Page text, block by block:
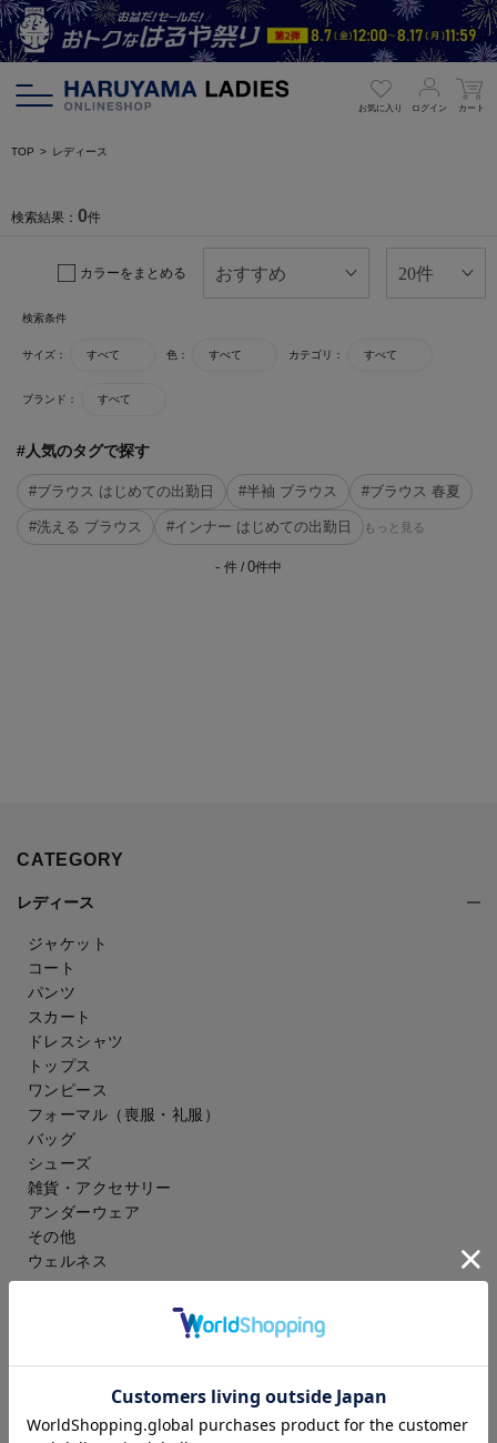
お気に入り ログイン カート
TOP レディース
検索結果： 0件
カラーをまとめる
検索条件
サイズ： すべて 色： すべて カテゴリ： すべて
ブランド： すべて
#人気のタグで探す
#ブラウス はじめての出勤日 #半袖 ブラウス #ブラウス 春夏
#洗える ブラウス #インナー はじめての出勤日 もっと見る
- 件 / 0件中
CATEGORY
レディース
ジャケット
コート
パンツ
スカート
ドレスシャツ
トップス
ワンピース
フォーマル（喪服・礼服）
バッグ
シューズ
雑貨・アクセサリー
アンダーウェア
その他
ウェルネス
スラックス